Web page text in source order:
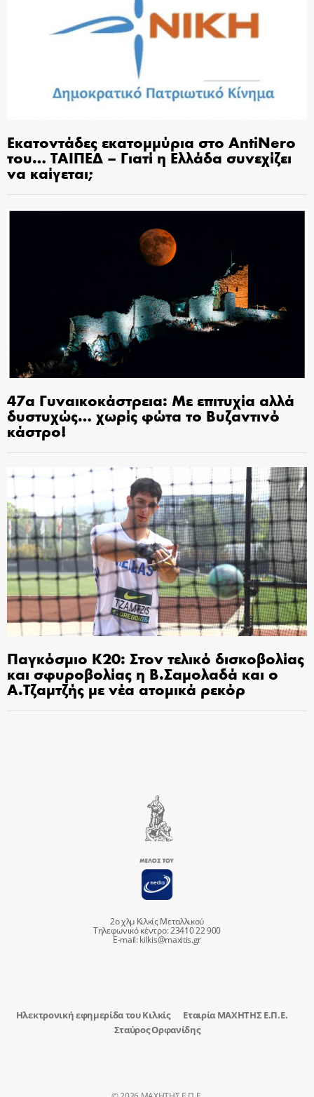
Εκατοντάδες εκατομμύρια στο AntiNero
του… ΤΑΙΠΕΔ – Γιατί η Ελλάδα συνεχίζει
να καίγεται;
47α Γυναικοκάστρεια: Με επιτυχία αλλά
δυστυχώς… χωρίς φώτα το Βυζαντινό
κάστρο!
Παγκόσμιο Κ20: Στον τελικό δισκοβολίας
και σφυροβολίας η Β.Σαμολαδά και ο
Α.Τζαμτζής με νέα ατομικά ρεκόρ
2ο χλμ Κιλκίς Μεταλλικού
Τηλεφωνικό κέντρο: 23410 22 900
E-mail:kilkis@maxitis.gr
Ηλεκτρονική εφημερίδα του Κιλκίς
Εταιρία ΜΑΧΗΤΗΣ Ε.Π.Ε.
Σταύρος Ορφανίδης